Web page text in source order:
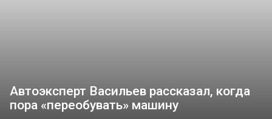
Автоэксперт Васильев рассказал, когда
пора «переобувать» машину